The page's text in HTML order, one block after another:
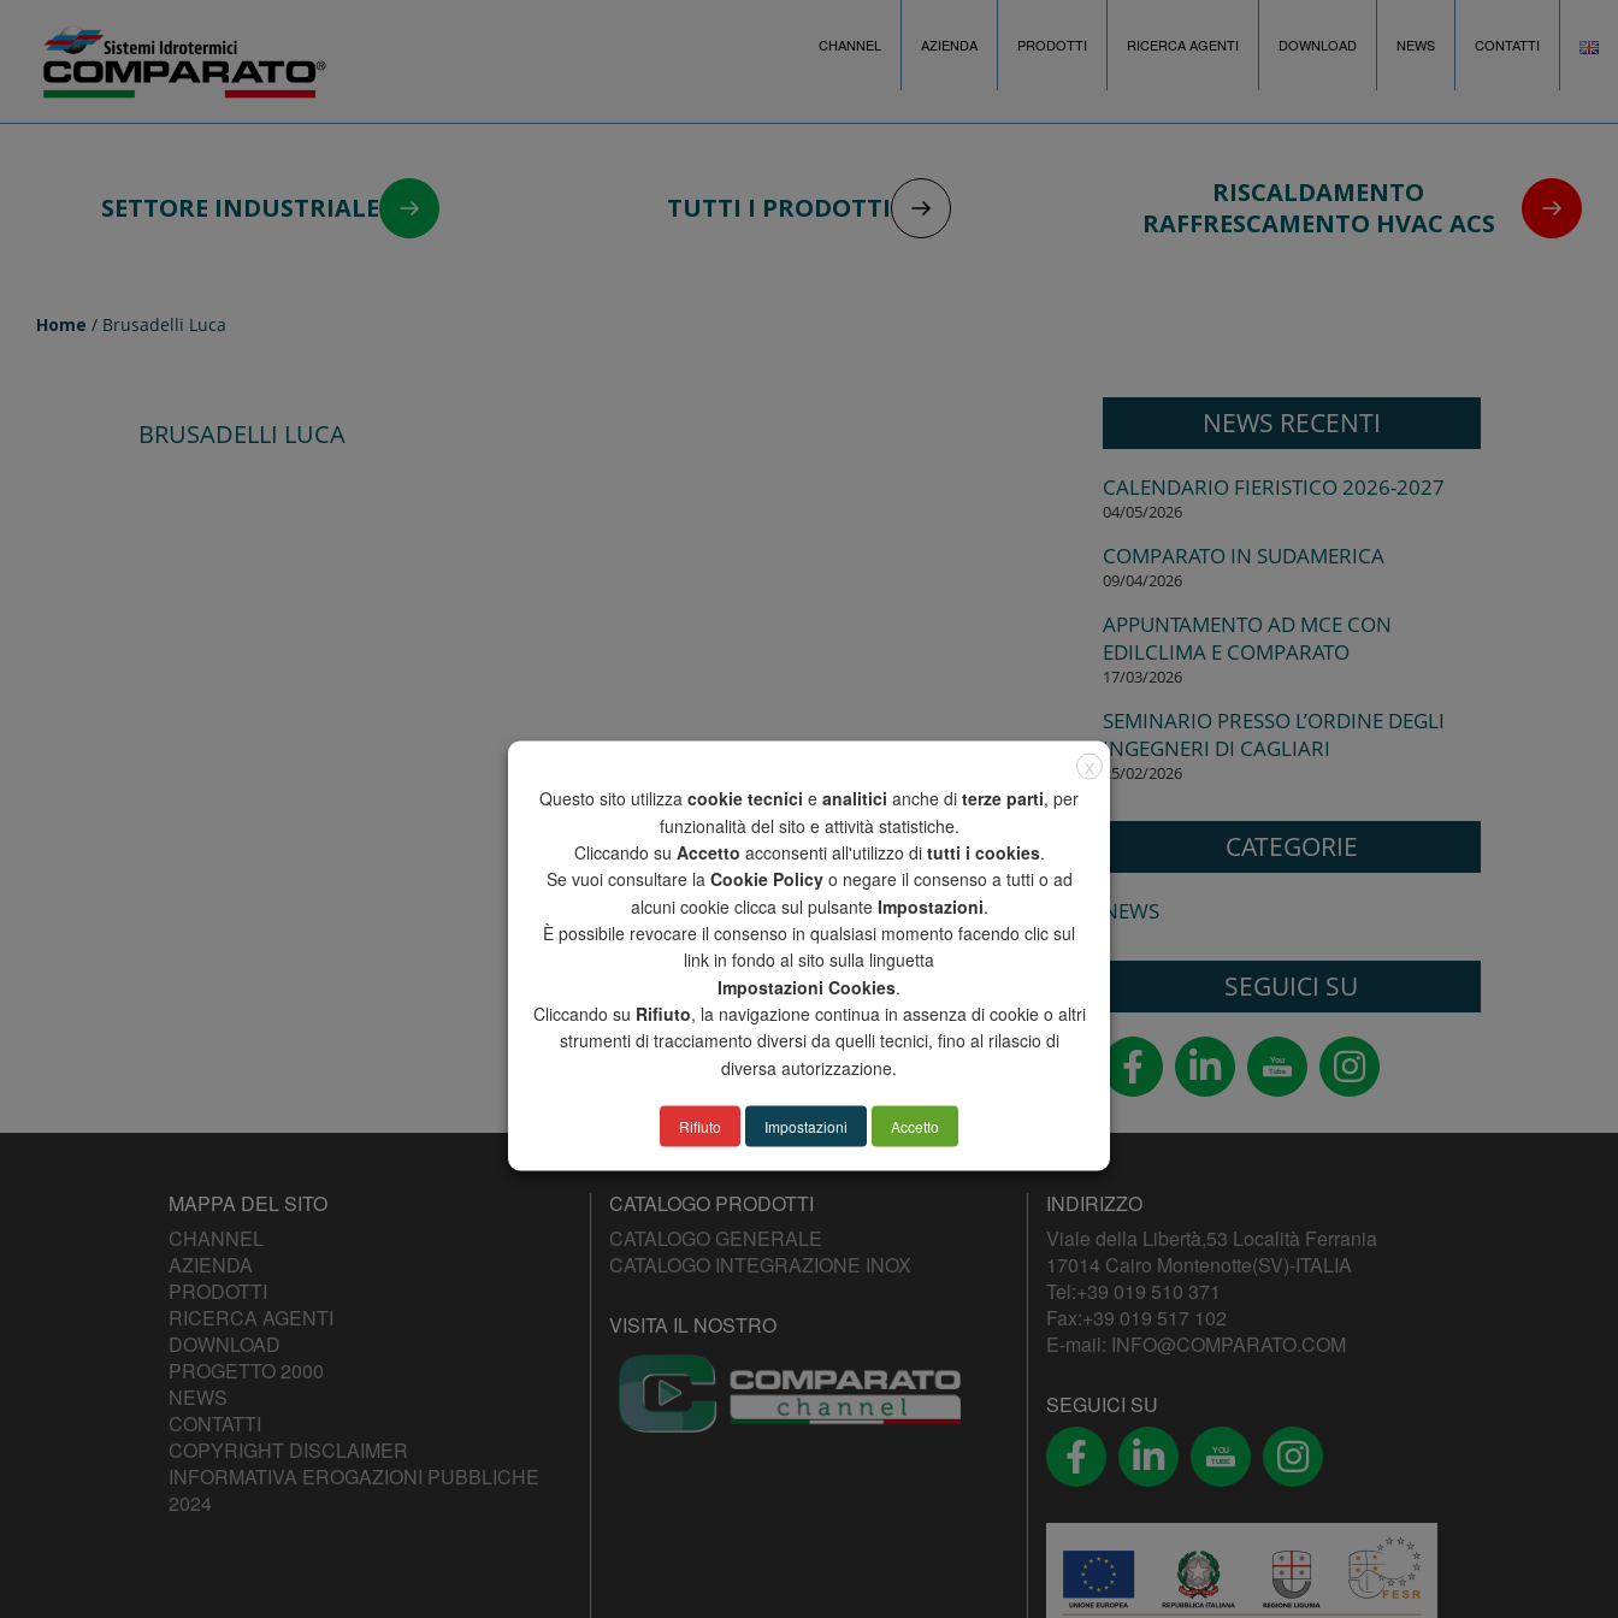
CHANNEL AZIENDA PRODOTTI RICERCA AGENTI DOWNLOAD NEWS CONTATTI
SETTORE INDUSTRIALE TUTTI I PRODOTTI
RISCALDAMENTO
RAFFRESCAMENTO HVAC ACS
Home / Brusadelli Luca
BRUSADELLI LUCA NEWS RECENTI
CALENDARIO FIERISTICO 2026-2027
04/05/2026
COMPARATO IN SUDAMERICA
09/04/2026
APPUNTAMENTO AD MCE CON
EDILCLIMA E COMPARATO
17/03/2026
SEMINARIO PRESSO L’ORDINE DEGLI
INGEGNERI DI CAGLIARI
25/02/2026
CATEGORIE
NEWS
SEGUICI SU
You
Tube
MAPPA DEL SITO
CHANNEL
AZIENDA
PRODOTTI
RICERCA AGENTI
DOWNLOAD
PROGETTO 2000
NEWS
CONTATTI
COPYRIGHT DISCLAIMER
INFORMATIVA EROGAZIONI PUBBLICHE
2024
CATALOGO PRODOTTI
CATALOGO GENERALE
CATALOGO INTEGRAZIONE INOX
VISITA IL NOSTRO
INDIRIZZO
Viale della Libertà,53 Località Ferrania
17014 Cairo Montenotte(SV)-ITALIA
Tel:+39 019 510 371
Fax:+39 019 517 102
E-mail: INFO@COMPARATO.COM
SEGUICI SU
YOU
TUBE
X
Questo sito utilizza cookie tecnici e analitici anche di terze parti, per
funzionalità del sito e attività statistiche.
Cliccando su Accetto acconsenti all'utilizzo di tutti i cookies.
Se vuoi consultare la Cookie Policyo negare il consenso a tutti o ad
alcuni cookie clicca sul pulsante Impostazioni.
È possibile revocare il consenso in qualsiasi momento facendo clic sul
link in fondo al sito sulla linguetta
Impostazioni Cookies.
Cliccando su Rifiuto, la navigazione continua in assenza di cookie o altri
strumenti di tracciamento diversi da quelli tecnici, fino al rilascio di
diversa autorizzazione.
Rifiuto Impostazioni Accetto